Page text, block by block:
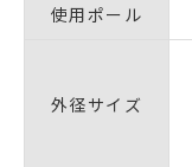
使用ポール
外径サイズ